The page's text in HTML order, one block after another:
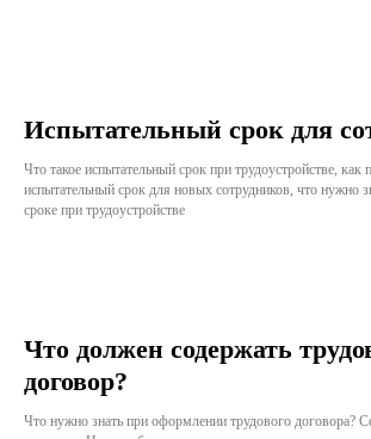
Испытательный срок для
Что такое испытательный срок при трудоустройстве,
испытательный срок для новых сотрудников, что нужно
сроке при трудоустройстве
Что должен содержать
договор?
Что нужно знать при оформлении трудового договора?